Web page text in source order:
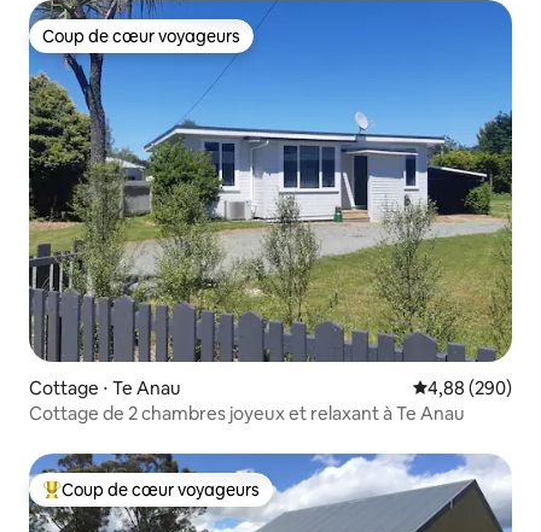
Coup de cœur voyageurs
Coup de cœur voyageurs
Cottage ⋅ Te Anau Évaluation
4,88 (290)
Cottage de 2 chambres joyeux et relaxant à Te Anau
Coups de cœur voyageurs les plus appréciés
Coup de cœur voyageurs